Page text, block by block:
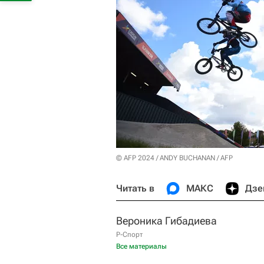
© AFP 2024 / ANDY BUCHANAN / AFP
Читать в МАКС
Вероника Гибадиева
Р-Спорт
Все материалы